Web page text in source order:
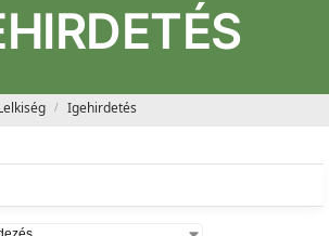
/ Igehirdetés